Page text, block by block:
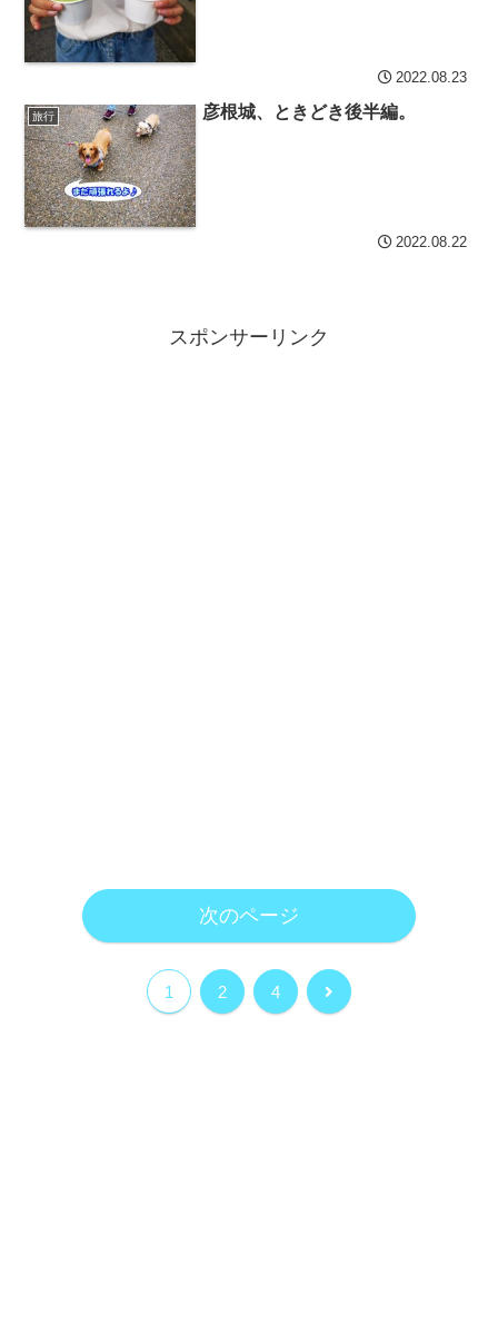
2022.08.23
旅行 彦根城、ときどき後半編。
2022.08.22
スポンサーリンク
次のページ
1 2 4 次